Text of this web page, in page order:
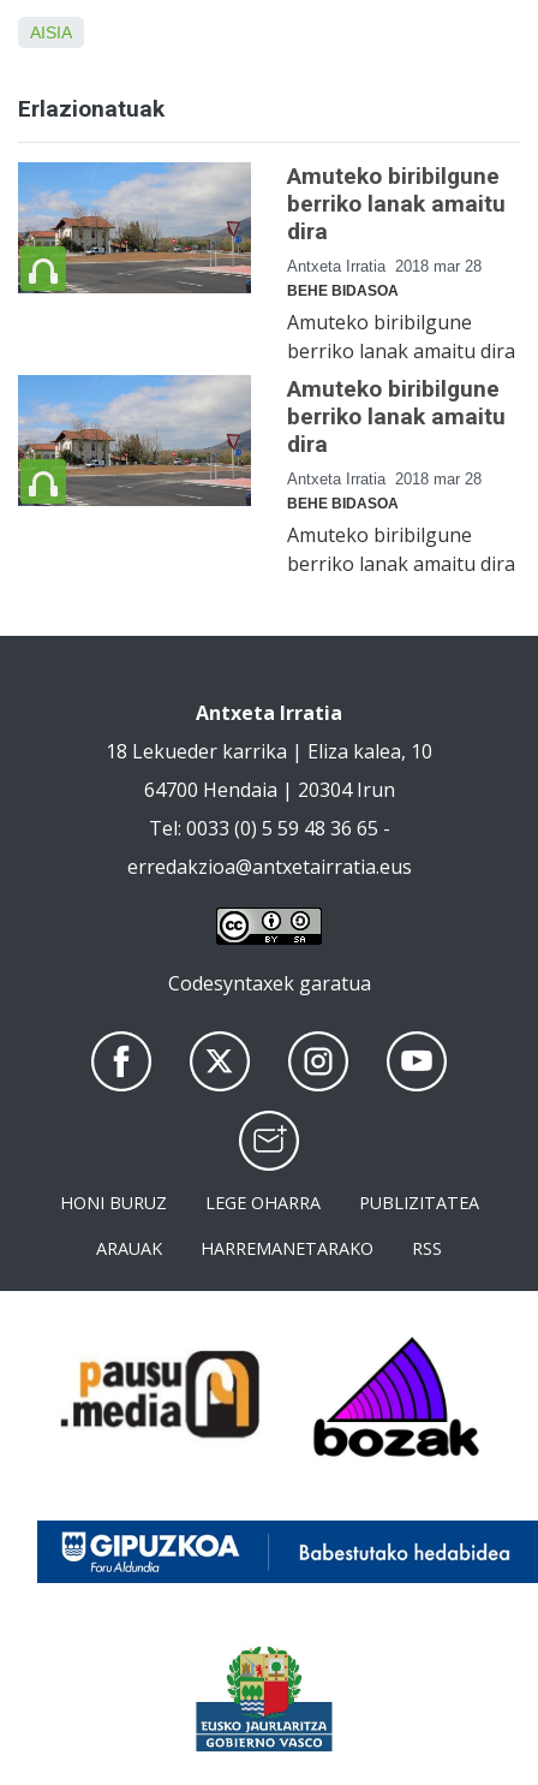
AISIA
Erlazionatuak
Amuteko biribilgune
berriko lanak amaitu
dira
Antxeta Irratia 2018 mar 28
BEHE BIDASOA
Amuteko biribilgune
berriko lanak amaitu dira
Amuteko biribilgune
berriko lanak amaitu
dira
Antxeta Irratia 2018 mar 28
BEHE BIDASOA
Amuteko biribilgune
berriko lanak amaitu dira
Antxeta Irratia
18 Lekueder karrika | Eliza kalea, 10
64700 Hendaia | 20304 Irun
Tel: 0033 (0) 5 59 48 36 65 -
erredakzioa@antxetairratia.eus
Codesyntaxek garatua
HONI BURUZ LEGE OHARRA
PUBLIZITATEA
ARAUAK
HARREMANETARAKO RSS